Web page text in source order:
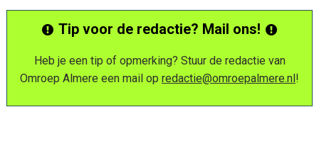
Tip voor de redactie? Mail ons!
Heb je een tip of opmerking? Stuur de redactie van
Omroep Almere een mail op redactie@omroepalmere.nl!